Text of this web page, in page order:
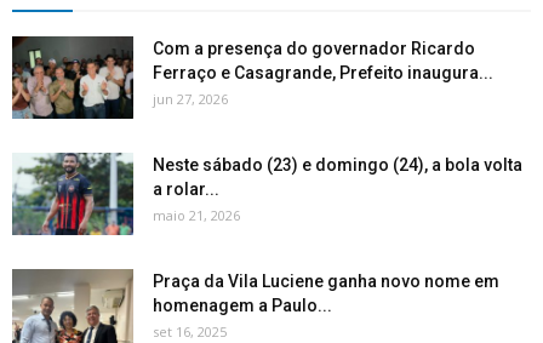
Com a presença do governador Ricardo
Ferraço e Casagrande, Prefeito inaugura...
jun 27, 2026
Neste sábado (23) e domingo (24), a bola volta
a rolar...
maio 21, 2026
Praça da Vila Luciene ganha novo nome em
homenagem a Paulo...
set 16, 2025